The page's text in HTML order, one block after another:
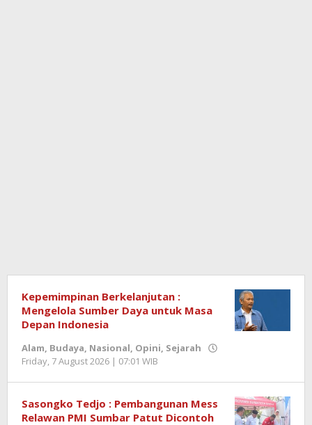
Semangat
News
Kepemimpinan Berkelanjutan :
Mengelola Sumber Daya untuk Masa
Depan Indonesia
Alam, Budaya, Nasional, Opini, Sejarah
Friday, 7 August 2026 | 07:01 WIB
Sasongko Tedjo : Pembangunan Mess
Relawan PMI Sumbar Patut Dicontoh